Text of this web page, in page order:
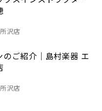
沢店
のご紹介｜島村楽器 エ
沢店